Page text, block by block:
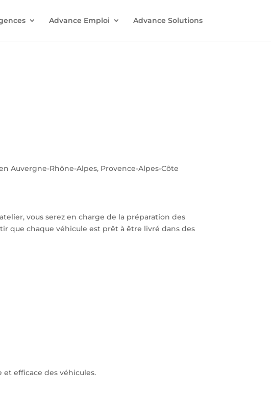
Advance Emploi Advance Solutions
Auvergne-Rhône-Alpes, Provence-Alpes-Côte
vous serez en charge de la préparation des
que chaque véhicule est prêt à être livré dans des
efficace des véhicules.